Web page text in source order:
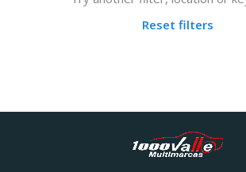
Reset filters